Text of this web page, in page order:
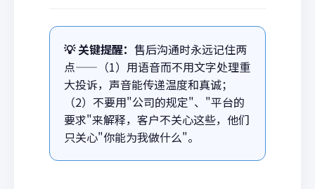
💡 关键提醒： 售后沟通时永远记住两
点——（1）用语音而不用文字处理重
大投诉，声音能传递温度和真诚；
（2）不要用"公司的规定"、"平台的
要求"来解释，客户不关心这些，他们
只关心"你能为我做什么"。